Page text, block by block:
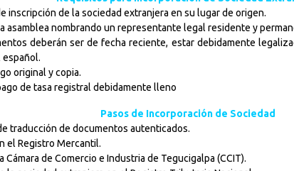
inscripción de la sociedad extranjera en su lugar de origen.
asamblea nombrando un representante legal residente y
deberán ser de fecha reciente, estar debidamente
español.
original y copia.
de tasa registral debidamente lleno
Pasos de Incorporación de Sociedad
traducción de documentos autenticados.
el Registro Mercantil.
Cámara de Comercio e Industria de Tegucigalpa (CCIT).